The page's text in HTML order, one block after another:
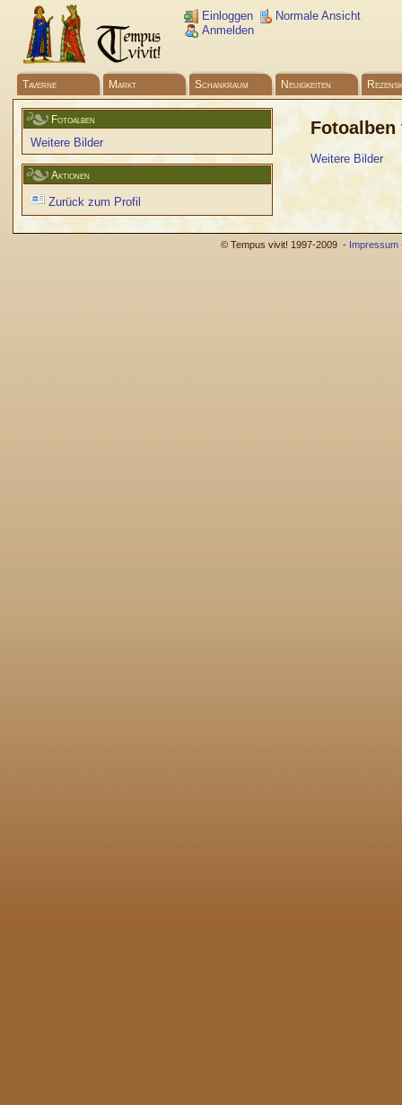
Einloggen
Anmelden
Normale Ansicht
Taverne Markt Schankraum Neuigkeiten
Fotoalben
Weitere Bilder
Aktionen
Zurück zum Profil
Fotoalben
Weitere Bilder
© Tempus vivit! 1997-2009 - Impressum